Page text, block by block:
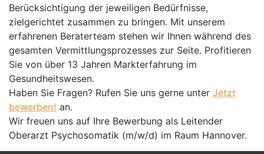
Berücksichtigung der jeweiligen Bedürfnisse,
zielgerichtet zusammen zu bringen. Mit unserem
erfahrenen Beraterteam stehen wir Ihnen während des
gesamten Vermittlungsprozesses zur Seite. Profitieren
Sie von über 13 Jahren Markterfahrung im
Gesundheitswesen.
Haben Sie Fragen? Rufen Sie uns gerne unter Jetzt
bewerben! an.
Wir freuen uns auf Ihre Bewerbung als Leitender
Oberarzt Psychosomatik (m/w/d) im Raum Hannover.